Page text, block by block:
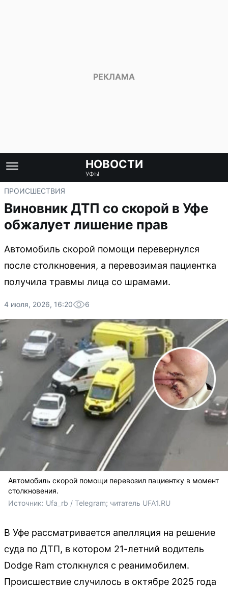
НОВОСТИ
УФЫ
ПРОИСШЕСТВИЯ
Виновник ДТП со скорой в Уфе
обжалует лишение прав
Автомобиль скорой помощи перевернулся
после столкновения, а перевозимая пациентка
получила травмы лица со шрамами.
4 июля, 2026, 16:20 6
Автомобиль скорой помощи перевозил пациентку в момент
столкновения.
Источник: Ufa_rb / Telegram; читатель UFA1.RU
В Уфе рассматривается апелляция на решение
суда по ДТП, в котором 21-летний водитель
Dodge Ram столкнулся с реанимобилем.
Происшествие случилось в октябре 2025 года